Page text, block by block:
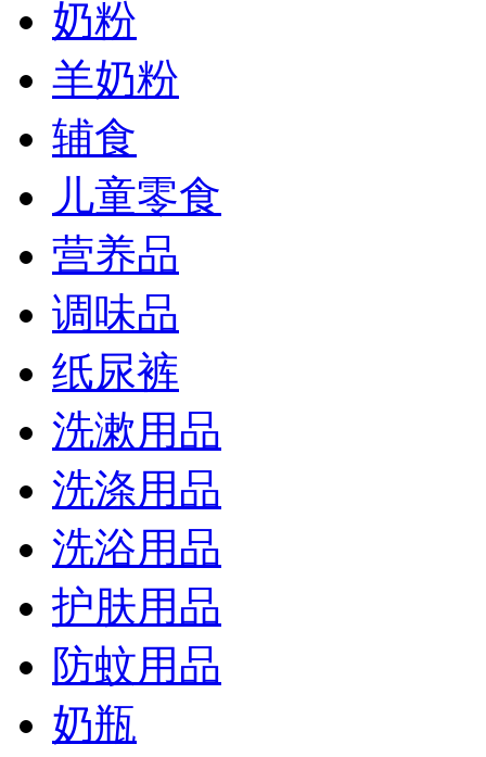
奶粉
羊奶粉
辅食
儿童零食
营养品
调味品
纸尿裤
洗漱用品
洗涤用品
洗浴用品
护肤用品
防蚊用品
奶瓶